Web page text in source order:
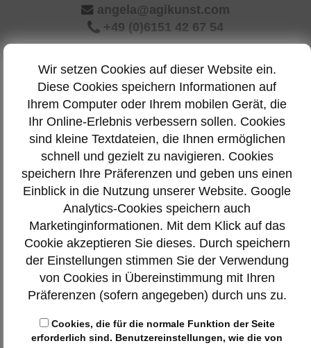
angela@agikunst.com
+49 (0)6151 42 67 54
Menu
Kontakt
Telefon:06151 42 67 54
E-Mail:angela@agikunst.com
© 2020 by Angela Giesselmann, Darmstadt /Impressum /
Datenschutz/Login
Wir setzen Cookies auf dieser Website ein.
Diese Cookies speichern Informationen auf
Ihrem Computer oder Ihrem mobilen Gerät, die
Ihr Online-Erlebnis verbessern sollen. Cookies
sind kleine Textdateien, die Ihnen ermöglichen
schnell und gezielt zu navigieren. Cookies
speichern Ihre Präferenzen und geben uns einen
Einblick in die Nutzung unserer Website. Google
Analytics-Cookies speichern auch
Marketinginformationen. Mit dem Klick auf das
Cookie akzeptieren Sie dieses. Durch speichern
der Einstellungen stimmen Sie der Verwendung
von Cookies in Übereinstimmung mit Ihren
Präferenzen (sofern angegeben) durch uns zu.
Cookies, die für die normale Funktion der Seite
erforderlich sind. Benutzereinstellungen, wie die von